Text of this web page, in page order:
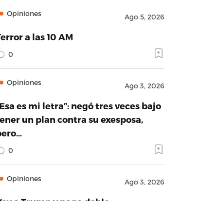
Opiniones Ago 5, 2026
a las 10 AM
0
Opiniones Ago 3, 2026
es mi letra”: negó tres veces bajo
un plan contra su exesposa,
0
Opiniones Ago 3, 2026